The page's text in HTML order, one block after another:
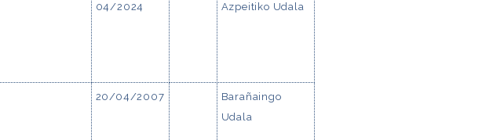
04/2024 Azpeitiko Udala
20/04/2007
Barañaingo
Udala